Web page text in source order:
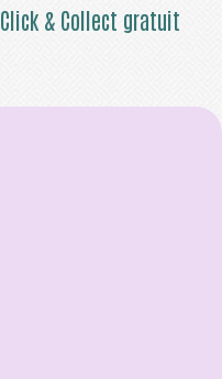
Click & Collect gratuit